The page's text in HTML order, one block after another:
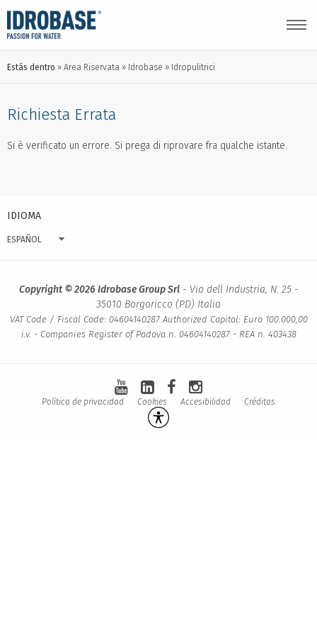
Estás dentro Area Riservata Idrobase Idropulitrici
Richiesta Errata
Si è verificato un errore. Si prega di riprovare fra qualche istante.
IDIOMA
ESPAÑOL
Copyright © 2026 Idrobase Group Srl- Via dell Industria, N. 25 -
35010 Borgoricco (PD) Italia
VAT Code / Fiscal Code: 04604140287 Authorized Capital: Euro 100.000,00
i.v. - Companies Register of Padova n. 04604140287 - REA n. 403438
Política de privacidad Cookies Accesibilidad Créditos